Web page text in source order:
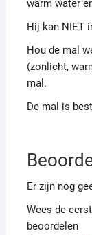
warm water
Hij kan NIET
Hou de mal
(zonlicht,
mal.
De mal is
Er zijn nog
Wees de
beoordelen